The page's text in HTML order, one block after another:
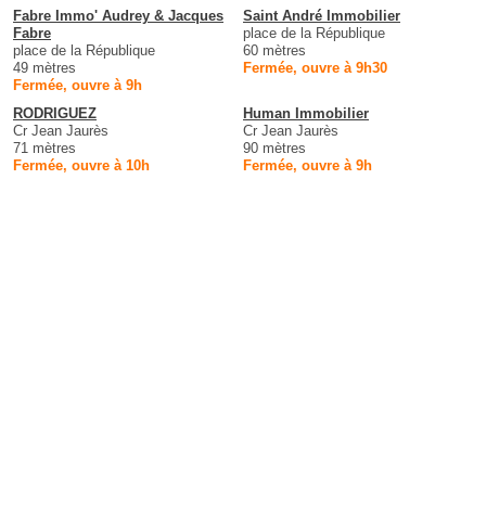
Fabre Immo' Audrey & Jacques
Fabre
place de la République
49 mètres
Fermée, ouvre à 9h
Saint André Immobilier
place de la République
60 mètres
Fermée, ouvre à 9h30
RODRIGUEZ
Cr Jean Jaurès
71 mètres
Fermée, ouvre à 10h
Human Immobilier
Cr Jean Jaurès
90 mètres
Fermée, ouvre à 9h